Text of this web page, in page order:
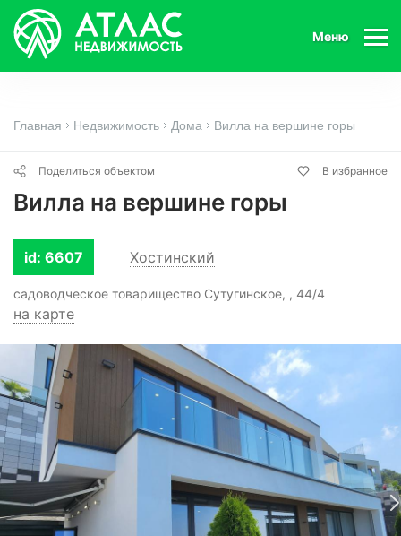
Меню
Главная Недвижимость Дома Вилла на вершине горы
Поделиться объектом В избранное
Вилла на вершине горы
id: 6607 Хостинский
садоводческое товарищество Сутугинское, , 44/4
на карте